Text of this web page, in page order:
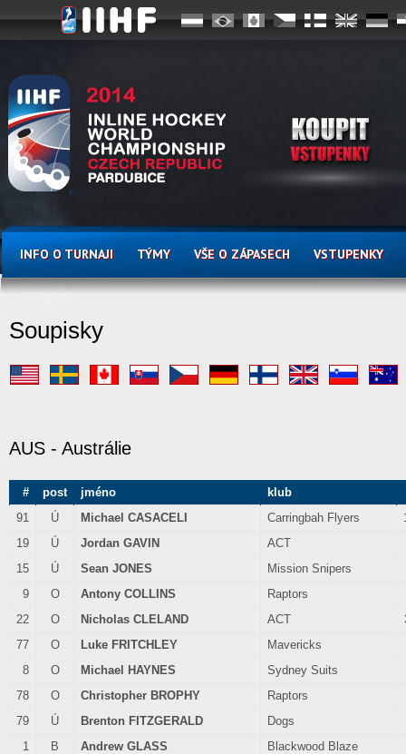
INFO O TURNAJI TÝMY VŠE O ZÁPASECH VSTUPENKY
Soupisky
AUS - Austrálie
# post jméno
klub
91
Ú Michael CASACELI Carringbah Flyers
19
Ú Jordan GAVIN
ACT
15
Ú Sean JONES
Mission Snipers
9
O Antony COLLINS
Raptors
22
O Nicholas CLELAND ACT
77
O Luke FRITCHLEY
Mavericks
8
O Michael HAYNES
Sydney Suits
78
O Christopher BROPHY
Raptors
79
Ú Brenton FITZGERALD
Dogs
1
B Andrew GLASS
Blackwood Blaze